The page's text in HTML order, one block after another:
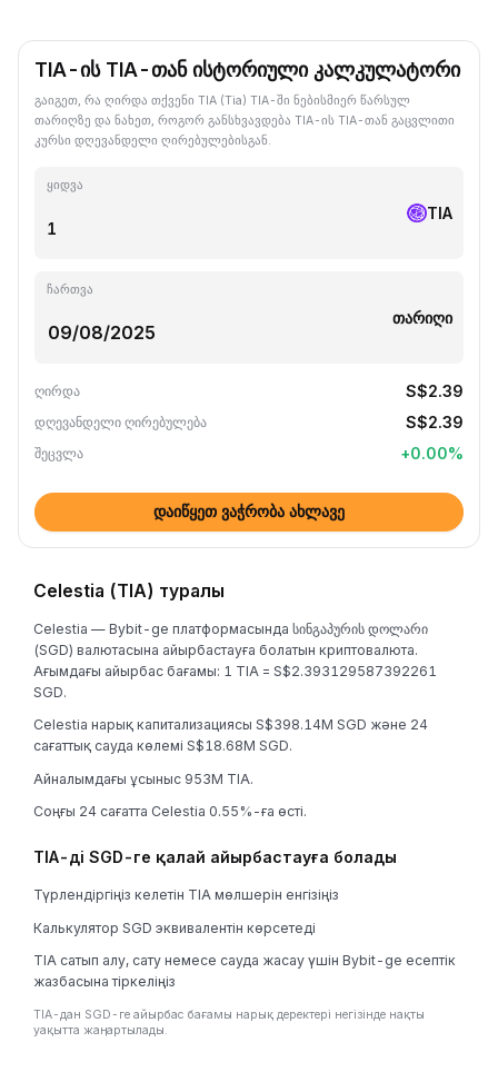
TIA-ის TIA-თან ისტორიული კალკულატორი
გაიგეთ, რა ღირდა თქვენი TIA (Tia) TIA-ში ნებისმიერ წარსულ
თარიღზე და ნახეთ, როგორ განსხვავდება TIA-ის TIA-თან გაცვლითი
კურსი დღევანდელი ღირებულებისგან.
ყიდვა
TIA
ჩართვა
თარიღი
ღირდა S$2.39
დღევანდელი ღირებულება S$2.39
შეცვლა +0.00%
დაიწყეთ ვაჭრობა ახლავე
Celestia (TIA) туралы
Celestia — Bybit-ge платформасында სინგაპურის დოლარი
(SGD) валютасына айырбастауға болатын криптовалюта.
Ағымдағы айырбас бағамы: 1 TIA = S$2.393129587392261
SGD.
Celestia нарық капитализациясы S$398.14M SGD және 24
сағаттық сауда көлемі S$18.68M SGD.
Айналымдағы ұсыныс 953M TIA.
Соңғы 24 сағатта Celestia 0.55%-ға өсті.
TIA-ді SGD-ге қалай айырбастауға болады
Түрлендіргіңіз келетін TIA мөлшерін енгізіңіз
Калькулятор SGD эквивалентін көрсетеді
TIA сатып алу, сату немесе сауда жасау үшін Bybit-ge есептік
жазбасына тіркеліңіз
TIA-дан SGD-ге айырбас бағамы нарық деректері негізінде нақты
уақытта жаңартылады.